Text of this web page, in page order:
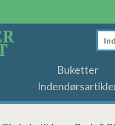
Buketter